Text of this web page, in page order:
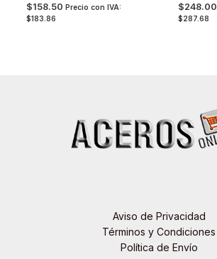
$158.50 Precio con IVA:
$183.86
$248.00
$287.68
Aviso de Privacidad
Términos y Condiciones
Política de Envío